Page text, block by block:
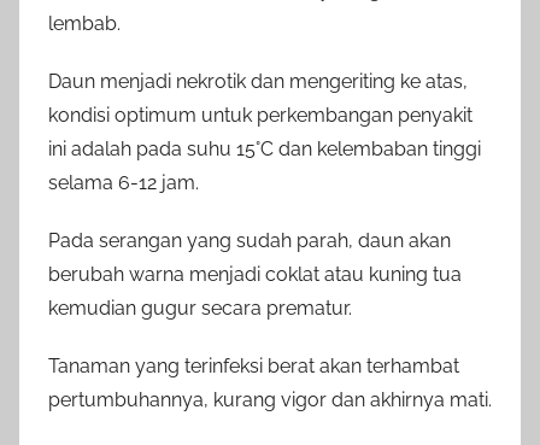
lembab.
Daun menjadi nekrotik dan mengeriting ke atas,
kondisi optimum untuk perkembangan penyakit
ini adalah pada suhu 15°C dan kelembaban tinggi
selama 6-12 jam.
Pada serangan yang sudah parah, daun akan
berubah warna menjadi coklat atau kuning tua
kemudian gugur secara prematur.
Tanaman yang terinfeksi berat akan terhambat
pertumbuhannya, kurang vigor dan akhirnya mati.